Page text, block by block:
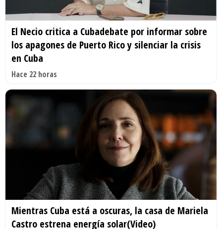
El Necio critica a Cubadebate por informar sobre
los apagones de Puerto Rico y silenciar la crisis
en Cuba
Hace 22 horas
Mientras Cuba está a oscuras, la casa de Mariela
Castro estrena energía solar(Video)